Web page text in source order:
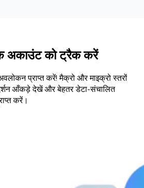
अकाउंट को ट्रैक करें
प्राप्त करें! मैक्रो और माइक्रो स्तरों
आँकड़े देखें और बेहतर डेटा-संचालित
करें।